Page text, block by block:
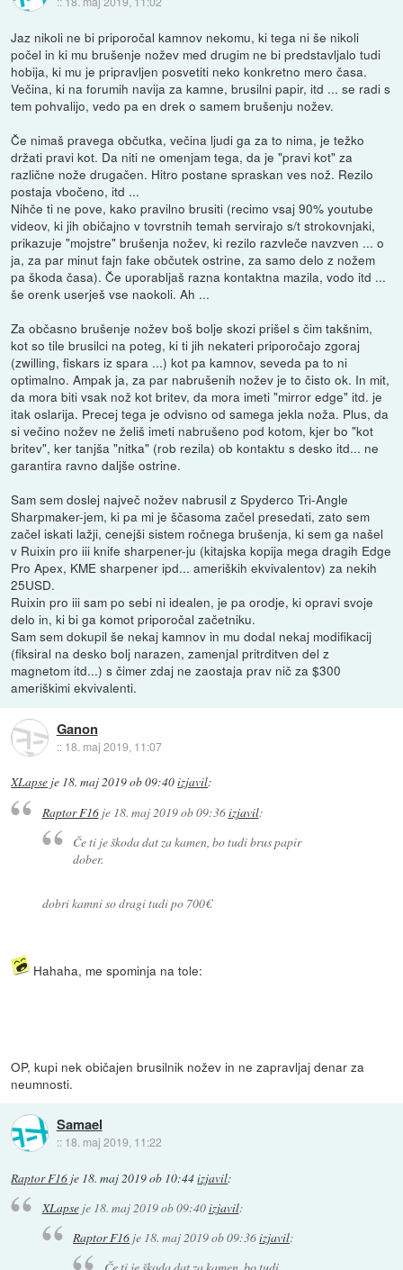
Jaz nikoli ne bi priporočal kamnov nekomu, ki tega ni še nikoli
počel in ki mu brušenje nožev med drugim ne bi predstavljalo tudi
hobija, ki mu je pripravljen posvetiti neko konkretno mero časa.
Večina, ki na forumih navija za kamne, brusilni papir, itd ... se radi s
tem pohvalijo, vedo pa en drek o samem brušenju nožev.
Če nimaš pravega občutka, večina ljudi ga za to nima, je težko
držati pravi kot. Da niti ne omenjam tega, da je "pravi kot" za
različne nože drugačen. Hitro postane spraskan ves nož. Rezilo
postaja vbočeno, itd ...
Nihče ti ne pove, kako pravilno brusiti (recimo vsaj 90% youtube
videov, ki jih običajno v tovrstnih temah servirajo s/t strokovnjaki,
prikazuje "mojstre" brušenja nožev, ki rezilo razvleče navzven ... o
ja, za par minut fajn fake občutek ostrine, za samo delo z nožem
pa škoda časa). Če uporabljaš razna kontaktna mazila, vodo itd ...
še orenk userješ vse naokoli. Ah ...
Za občasno brušenje nožev boš bolje skozi prišel s čim takšnim,
kot so tile brusilci na poteg, ki ti jih nekateri priporočajo zgoraj
(zwilling, fiskars iz spara ...) kot pa kamnov, seveda pa to ni
optimalno. Ampak ja, za par nabrušenih nožev je to čisto ok. In mit,
da mora biti vsak nož kot britev, da mora imeti "mirror edge" itd. je
itak oslarija. Precej tega je odvisno od samega jekla noža. Plus, da
si večino nožev ne želiš imeti nabrušeno pod kotom, kjer bo "kot
britev", ker tanjša "nitka" (rob rezila) ob kontaktu s desko itd... ne
garantira ravno daljše ostrine.
Sam sem doslej največ nožev nabrusil z Spyderco Tri-Angle
Sharpmaker-jem, ki pa mi je ščasoma začel presedati, zato sem
začel iskati lažji, cenejši sistem ročnega brušenja, ki sem ga našel
v Ruixin pro iii knife sharpener-ju (kitajska kopija mega dragih Edge
Pro Apex, KME sharpener ipd... ameriških ekvivalentov) za nekih
25USD.
Ruixin pro iii sam po sebi ni idealen, je pa orodje, ki opravi svoje
delo in, ki bi ga komot priporočal začetniku.
Sam sem dokupil še nekaj kamnov in mu dodal nekaj modifikacij
(fiksiral na desko bolj narazen, zamenjal pritrditven del z
magnetom itd...) s čimer zdaj ne zaostaja prav nič za $300
ameriškimi ekvivalenti.
Ganon
:: 18. maj 2019, 11:07
XLapse je 18. maj 2019 ob 09:40izjavil:
Raptor F16je 18. maj 2019 ob 09:36izjavil:
Če ti je škoda dat za kamen, bo tudi brus papir
dober.
dobri kamni so dragi tudi po 700€
Hahaha, me spominja na tole:
OP, kupi nek običajen brusilnik nožev in ne zapravljaj denar za
neumnosti.
Samael
:: 18. maj 2019, 11:22
Raptor F16 je 18. maj 2019 ob 10:44izjavil:
XLapseje 18. maj 2019 ob 09:40izjavil:
Raptor F16 je 18. maj 2019 ob 09:36izjavil: